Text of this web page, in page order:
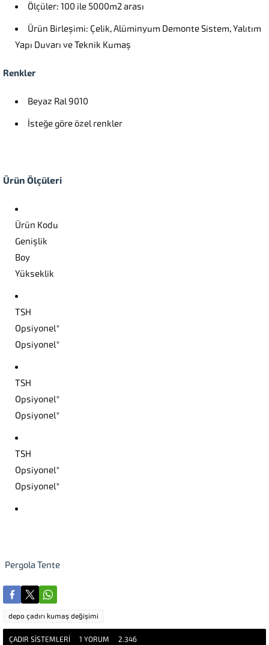
Ölçüler: 100 ile 5000m2 arası
Ürün Birleşimi: Çelik, Alüminyum Demonte Sistem, Yalıtım
Yapı Duvarı ve Teknik Kumaş
Renkler
Beyaz Ral 9010
İsteğe göre özel renkler
Ürün Ölçüleri
Ürün Kodu
Genişlik
Boy
Yükseklik
TSH
Opsiyonel*
Opsiyonel*
TSH
Opsiyonel*
Opsiyonel*
TSH
Opsiyonel*
Opsiyonel*
Pergola Tente
depo çadırı kumaş değişimi
ÇADIR SISTEMLERI 1 YORUM 2.346